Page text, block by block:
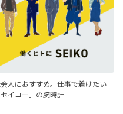
人におすすめ。仕事で着けたい
セイコー」の腕時計